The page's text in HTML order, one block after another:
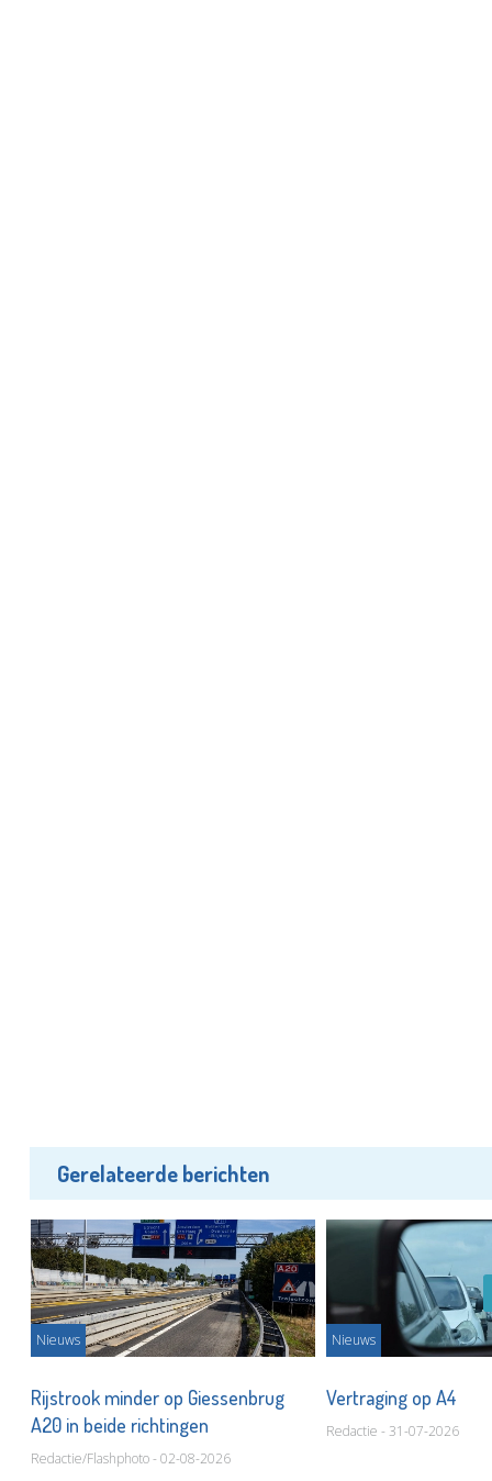
Gerelateerde berichten
Nieuws
Rijstrook minder op Giessenbrug
A20 in beide richtingen
Redactie/Flashphoto - 02-08-2026
Nieuws
Vertraging op A4
Redactie - 31-07-2026